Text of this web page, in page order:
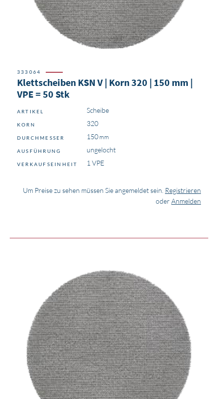
333064
Klettscheiben KSN V | Korn 320 | 150 mm |
VPE = 50 Stk
ARTIKEL Scheibe
KORN 320
DURCHMESSER 150
AUSFÜHRUNG ungelocht
VERKAUFSEINHEIT 1 VPE
Um Preise zu sehen müssen Sie angemeldet sein. Registrieren
oder Anmelden